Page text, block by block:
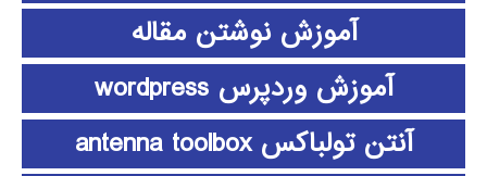
آموزش نوشتن مقاله
آموزش وردپرس wordpress
آنتن تولباکس antenna toolbox